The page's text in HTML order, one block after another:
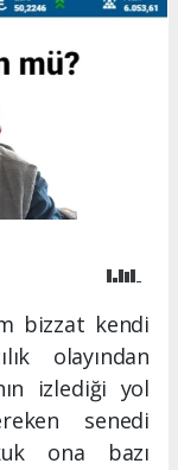
bizzat kendi
olayından
izlediği yol
senedi
ona bazı